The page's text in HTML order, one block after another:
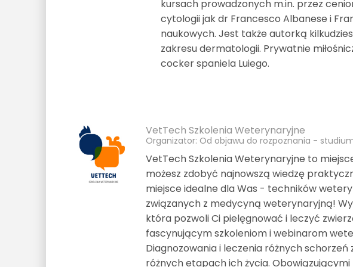
kursach prowadzonych m.in. przez
cytologii jak dr Francesco Albanese i
naukowych. Jest także autorką
zakresu dermatologii. Prywatnie
cocker spaniela Luiego.
VetTech Szkolenia Weterynaryjne
Organizator: Od objawu do rozpoznania -
VetTech Szkolenia Weterynaryjne to
możesz zdobyć najnowszą wiedzę
miejsce idealne dla Was - techników
związanych z medycyną weterynaryjną!
która pozwoli Ci pielęgnować i leczyć
fascynującym szkoleniom i webinarom
Diagnozowania i leczenia różnych
różnych etapach ich życia.